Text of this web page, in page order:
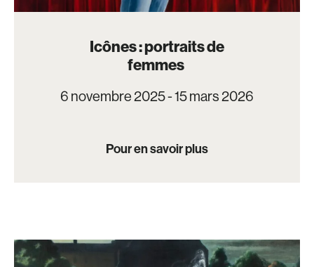
Icônes : portraits de
femmes
6 novembre 2025 - 15 mars 2026
Pour en savoir plus